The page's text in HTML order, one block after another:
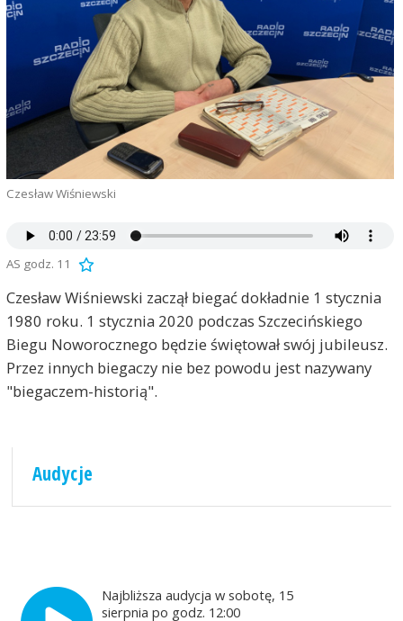
Czesław Wiśniewski
AS godz. 11
Czesław Wiśniewski zaczął biegać dokładnie 1 stycznia
1980 roku. 1 stycznia 2020 podczas Szczecińskiego
Biegu Noworocznego będzie świętował swój jubileusz.
Przez innych biegaczy nie bez powodu jest nazywany
"biegaczem-historią".
Audycje
Najbliższa audycja w sobotę, 15
sierpnia po godz. 12:00